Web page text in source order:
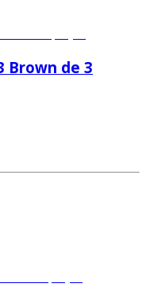
Brown de 3